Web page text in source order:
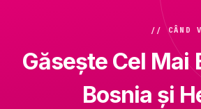
// CÂND
Găsește Cel Mai
Bosnia și